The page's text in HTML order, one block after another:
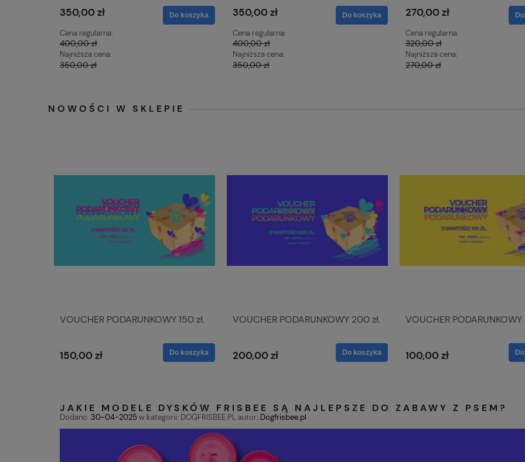
350,00 zł
Cena regularna:
400,00 zł
Najniższa cena:
350,00 zł
Do koszyka 350,00 zł
Cena regularna:
400,00 zł
Najniższa cena:
350,00 zł
Do koszyka 270,00 zł
Cena regularna:
320,00 zł
Najniższa cena:
270,00 zł
NOWOŚCI W SKLEPIE
VOUCHER PODARUNKOWY 150 zł.
150,00 zł Do koszyka
VOUCHER PODARUNKOWY 200 zł.
200,00 zł Do koszyka
VOUCHER PODARUNKOWY
100,00 zł
JAKIE MODELE DYSKÓW FRISBEE SĄ NAJLEPSZE DO ZABAWY Z PSEM?
Dodano: 30-04-2025w kategorii: DOGFRISBEE.PL autor: Dogfrisbee.pl